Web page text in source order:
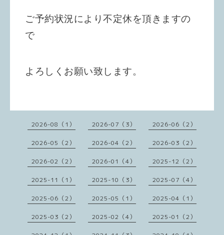
ご予約状況により不定休を頂きますの
で
よろしくお願い致します。
2026-08（1） 2026-07（3） 2026-06（2）
2026-05（2） 2026-04（2） 2026-03（2）
2026-02（2） 2026-01（4） 2025-12（2）
2025-11（1） 2025-10（3） 2025-07（4）
2025-06（2） 2025-05（1） 2025-04（1）
2025-03（2） 2025-02（4） 2025-01（2）